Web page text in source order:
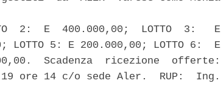
2:  E  400.000,00;  LOTTO  3:   E
LOTTO 5: E 200.000,00; LOTTO 6:  E
Scadenza  ricezione  offerte:
ore 14 c/o sede Aler.  RUP:  Ing.